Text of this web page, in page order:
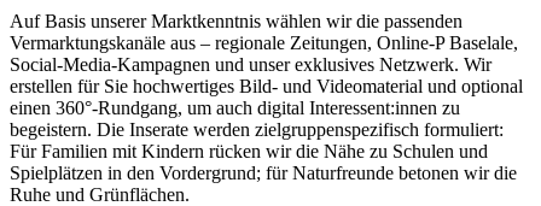
Auf Basis unserer Marktkenntnis wählen wir die passenden
Vermarktungskanäle aus – regionale Zeitungen, Online-P Baselale,
Social-Media-Kampagnen und unser exklusives Netzwerk. Wir
erstellen für Sie hochwertiges Bild- und Videomaterial und optional
einen 360°-Rundgang, um auch digital Interessent:innen zu
begeistern. Die Inserate werden zielgruppenspezifisch formuliert:
Für Familien mit Kindern rücken wir die Nähe zu Schulen und
Spielplätzen in den Vordergrund; für Naturfreunde betonen wir die
Ruhe und Grünflächen.